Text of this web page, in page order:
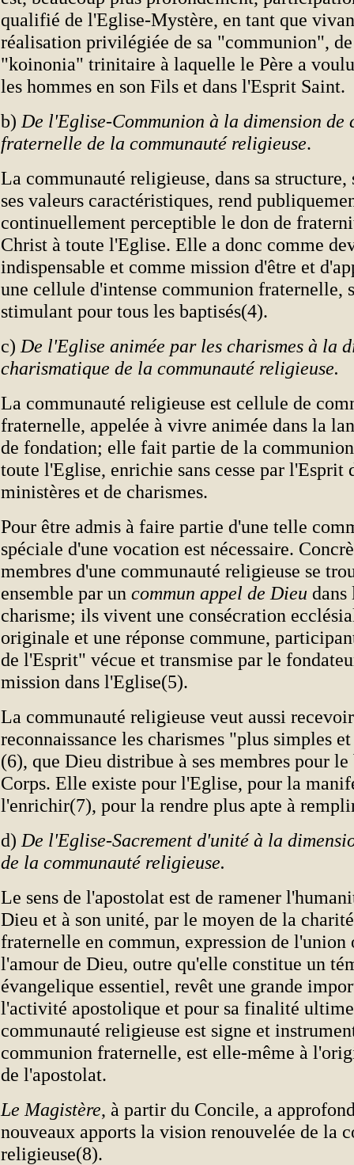
qualifié de l'Eglise-Mystère, en tant que
réalisation privilégiée de sa "communion",
"koinonia" trinitaire à laquelle le Père a
les hommes en son Fils et dans l'Esprit Saint.
b) De l'Eglise-Communion à la dimension de
fraternelle de la communauté religieuse.
La communauté religieuse, dans sa
ses valeurs caractéristiques, rend
continuellement perceptible le don de
Christ à toute l'Eglise. Elle a donc comme
indispensable et comme mission d'être et
une cellule d'intense communion fraternelle,
stimulant pour tous les baptisés(4).
c) De l'Eglise animée par les charismes à la
charismatique de la communauté religieuse.
La communauté religieuse est cellule de
fraternelle, appelée à vivre animée dans la
de fondation; elle fait partie de la
toute l'Eglise, enrichie sans cesse par l'Esprit
ministères et de charismes.
Pour être admis à faire partie d'une telle
spéciale d'une vocation est nécessaire.
membres d'une communauté religieuse se
ensemble par un commun appel de Dieu dans
charisme; ils vivent une consécration
originale et une réponse commune,
de l'Esprit" vécue et transmise par le
mission dans l'Eglise(5).
La communauté religieuse veut aussi
reconnaissance les charismes "plus simples
(6), que Dieu distribue à ses membres pour
Corps. Elle existe pour l'Eglise, pour la
l'enrichir(7), pour la rendre plus apte à
d) De l'Eglise-Sacrement d'unité à la
de la communauté religieuse.
Le sens de l'apostolat est de ramener
Dieu et à son unité, par le moyen de la
fraternelle en commun, expression de l'union
l'amour de Dieu, outre qu'elle constitue un
évangelique essentiel, revêt une grande
l'activité apostolique et pour sa finalité
communauté religieuse est signe et
communion fraternelle, est elle-même à
de l'apostolat.
Le Magistère, à partir du Concile, a
nouveaux apports la vision renouvelée de la
religieuse(8).